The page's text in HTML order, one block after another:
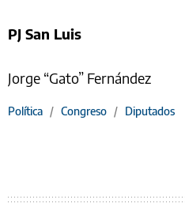
PJ San Luis
Jorge “Gato” Fernández
Política / Congreso / Diputados